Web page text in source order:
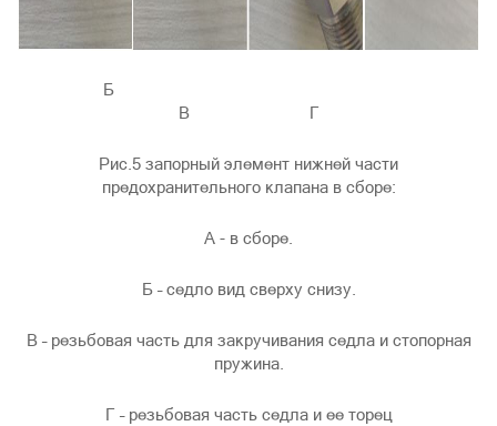
Б
В Г
Рис.5 запорный элемент нижней части
предохранительного клапана в сборе:
А - в сборе.
Б – седло вид сверху снизу.
В – резьбовая часть для закручивания седла и стопорная
пружина.
Г – резьбовая часть седла и ее торец